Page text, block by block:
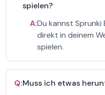
spielen?
A:Du kannst Sprunki
direkt in deinem
spielen.
Q:Muss ich etwas